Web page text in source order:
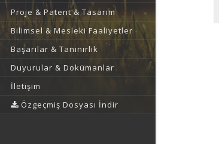
Proje & Patent & Tasarım
Bilimsel & Mesleki Faaliyetler
Başarılar & Tanınırlık
Duyurular & Dokümanlar
İletişim
Özgeçmiş Dosyası İndir